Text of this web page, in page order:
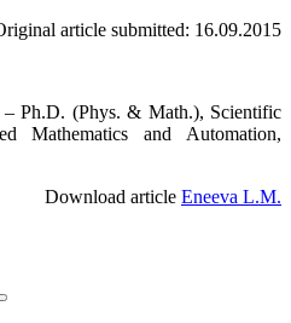
article submitted: 16.09.2015
– Ph.D. (Phys. & Math.), Scientific
Mathematics and Automation,
Download article Eneeva L.M.